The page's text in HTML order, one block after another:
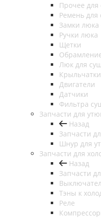
Прочее
Ремень
Замки люка
Ручки люка
Щетки
Люк для
Двигатели
Датчики
Фильтра
Запчасти для
Назад
Запчасти
Шнур для
Запчасти для
Назад
Запчасти
Тэны к
Реле